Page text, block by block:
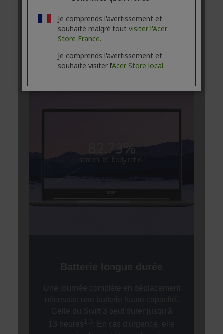
Je comprends l'avertissement et
souhaite malgré tout visiter l'Acer
Store France.
Je comprends l'avertissement et
souhaite visiter l'Acer Store local.